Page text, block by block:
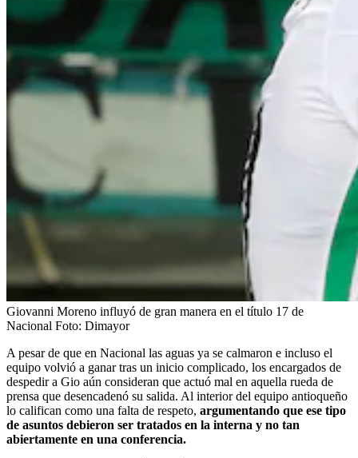
Giovanni Moreno influyó de gran manera en el título 17 de
Nacional Foto: Dimayor
A pesar de que en Nacional las aguas ya se calmaron e incluso el
equipo volvió a ganar tras un inicio complicado, los encargados de
despedir a Gio aún consideran que actuó mal en aquella rueda de
prensa que desencadenó su salida. Al interior del equipo antioqueño
lo califican como una falta de respeto, argumentando que ese tipo
de asuntos debieron ser tratados en la interna y no tan
abiertamente en una conferencia.